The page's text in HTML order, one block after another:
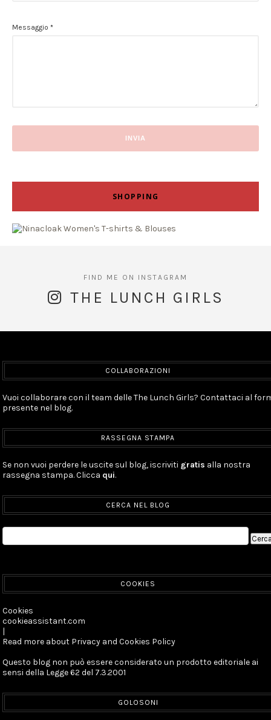
Messaggio *
SHOPPING
THE LUNCH GIRLS
COLLABORAZIONI
Vuoi collaborare con il team delle The Lunch Girls? Contattaci al
presente nel blog.
RASSEGNA STAMPA
Se non vuoi perdere le uscite sul blog, iscriviti gratis alla nostra
rassegna stampa. Clicca qui.
CERCA NEL BLOG
COOKIES
Cookies
cookieassistant.com
|
Read more about Privacy and Cookies Policy
Questo blog non può essere considerato un prodotto editoriale ai
sensi della Legge 62 del 7.3.2001
GOLOSONI